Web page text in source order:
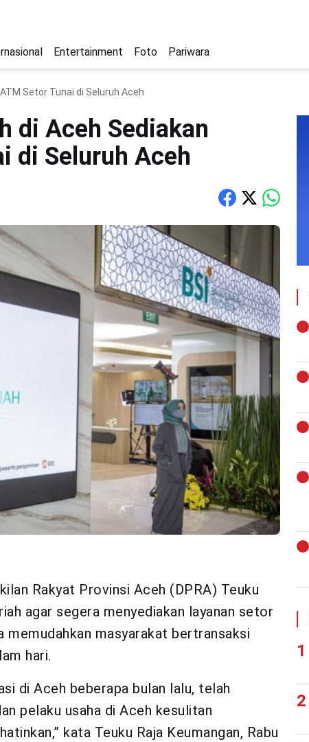
Entertainment Foto Pariwara
Setor Tunai di Seluruh Aceh
di Aceh Sediakan
di Seluruh Aceh
Rakyat Provinsi Aceh (DPRA) Teuku
agar segera menyediakan layanan setor
memudahkan masyarakat bertransaksi
hari.
di Aceh beberapa bulan lalu, telah
pelaku usaha di Aceh kesulitan
kata Teuku Raja Keumangan, Rabu